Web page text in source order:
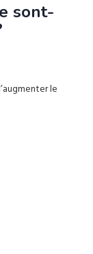
sont-
le